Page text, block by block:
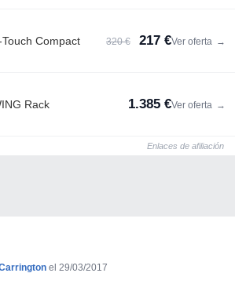
Compact 320 € 217 €Ver oferta →
Rack 1.385 €Ver oferta →
Enlaces de afiliación
el 29/03/2017